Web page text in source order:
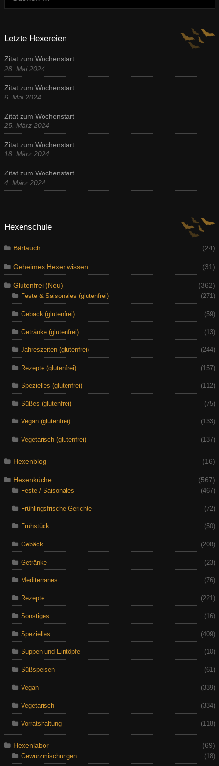
Letzte Hexereien
Zitat zum Wochenstart
28. Mai 2024
Zitat zum Wochenstart
6. Mai 2024
Zitat zum Wochenstart
25. März 2024
Zitat zum Wochenstart
18. März 2024
Zitat zum Wochenstart
4. März 2024
Hexenschule
Bärlauch (24)
Geheimes Hexenwissen (31)
Glutenfrei (Neu)
(362)
Feste & Saisonales (glutenfrei)
(271)
Gebäck (glutenfrei) (59)
Getränke (glutenfrei) (13)
Jahreszeiten (glutenfrei) (244)
Rezepte (glutenfrei) (157)
Spezielles (glutenfrei) (112)
Süßes (glutenfrei) (75)
Vegan (glutenfrei) (133)
Vegetarisch (glutenfrei) (137)
Hexenblog (16)
Hexenküche
(567)
Feste / Saisonales
(467)
Frühlingsfrische Gerichte (72)
Frühstück (50)
Gebäck (208)
Getränke (23)
Mediterranes (76)
Rezepte (221)
Sonstiges (16)
Spezielles (409)
Suppen und Eintöpfe (10)
Süßspeisen (61)
Vegan (339)
Vegetarisch (334)
Vorratshaltung (118)
Hexenlabor
(69)
Gewürzmischungen
(18)